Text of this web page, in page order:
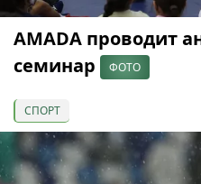
AMADA проводит
семинар
ФОТО
СПОРТ